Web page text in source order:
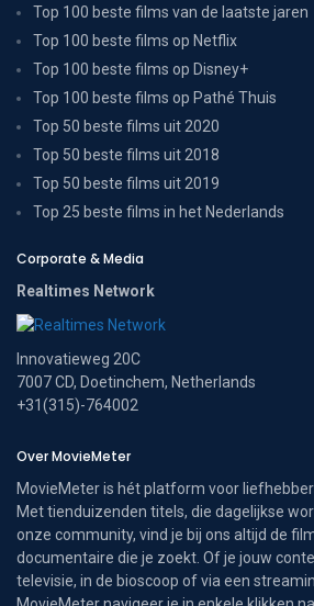
Top 100 beste films van de laatste jaren
Top 100 beste films op Netflix
Top 100 beste films op Disney+
Top 100 beste films op Pathé Thuis
Top 50 beste films uit 2020
Top 50 beste films uit 2018
Top 50 beste films uit 2019
Top 25 beste films in het Nederlands
Corporate & Media
Realtimes Network
Innovatieweg 20C
7007 CD, Doetinchem, Netherlands
+31(315)-764002
Over MovieMeter
MovieMeter is hét platform voor
Met tienduizenden titels, die dagelijkse
onze community, vind je bij ons altijd de
documentaire die je zoekt. Of je jouw
televisie, in de bioscoop of via een